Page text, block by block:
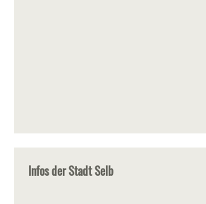
Infos der Stadt Selb